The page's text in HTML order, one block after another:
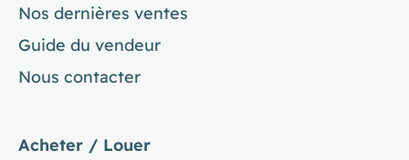
Nos dernières ventes
Guide du vendeur
Nous contacter
Acheter / Louer